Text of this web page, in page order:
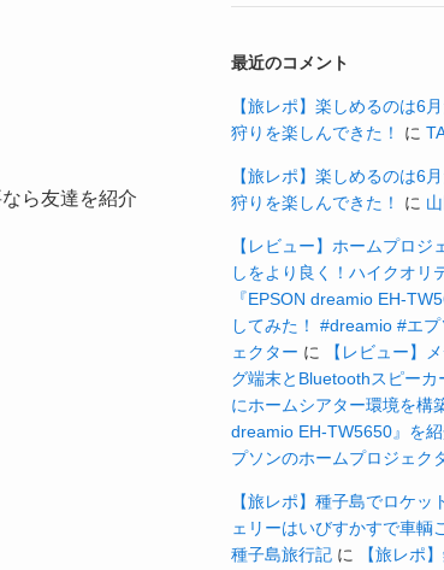
ら友達を紹介
最近のコメント
【旅レポ】楽しめるのは6
狩りを楽しんできた！
に
【旅レポ】楽しめるのは6
狩りを楽しんできた！
に
【レビュー】ホームプロジ
しをより良く！ハイクオリ
『EPSON dreamio EH-
してみた！ #dreamio #エ
ェクター に
【レビュー】
グ端末とBluetoothスピーカ
にホームシアター環境を構
dreamio EH-TW5650』を
プソンのホームプロジェク
【旅レポ】種子島でロケッ
ェリーはいびすかすで車輌
種子島旅行記 に
【旅レポ